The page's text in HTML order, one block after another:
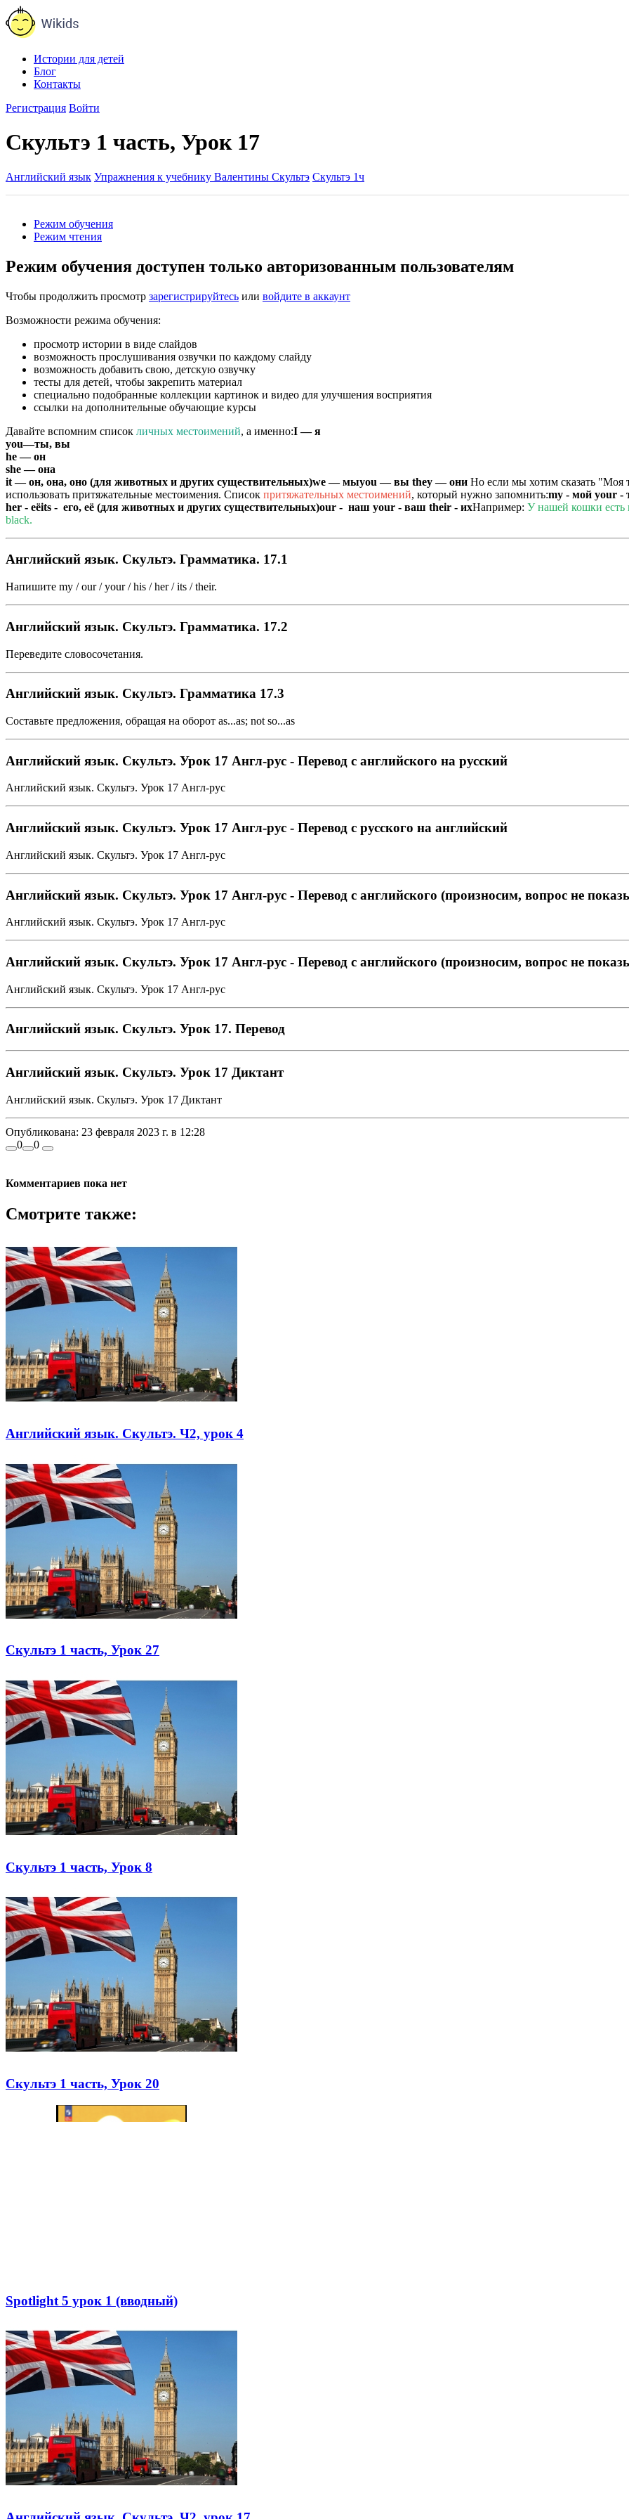
Истории для детей
Блог
Контакты
Регистрация Войти
Скультэ 1 часть, Урок 17
Английский язык Упражнения к учебнику Валентины Скультэ Скультэ 1ч
Режим обучения
Режим чтения
Режим обучения доступен только авторизованным пользователям
Чтобы продолжить просмотр зарегистрируйтесь или войдите в аккаунт
Возможности режима обучения:
просмотр истории в виде слайдов
возможность прослушивания озвучки по каждому слайду
возможность добавить свою, детскую озвучку
тесты для детей, чтобы закрепить материал
специально подобранные коллекции картинок и видео для улучшения восприятия
ссылки на дополнительные обучающие курсы
Давайте вспомним список личных местоимений, а именно:I — я
you—ты, вы
he — он
she — она
it — он, она, оно (для животных и других существительных)we — мыyou — вы they — они Но если мы хотим сказать "Моя
использовать притяжательные местоимения. Список притяжательных местоимений, который нужно запомнить:my - мой your -
her - еёits - его, её (для животных и других существительных)our - наш your - ваш their - ихНапример: У нашей кошки есть
black.
Английский язык. Скультэ. Грамматика. 17.1
Напишите my / our / your / his / her / its / their.
Английский язык. Скультэ. Грамматика. 17.2
Переведите словосочетания.
Английский язык. Скультэ. Грамматика 17.3
Составьте предложения, обращая на оборот as...as; not so...as
Английский язык. Скультэ. Урок 17 Англ-рус - Перевод с английского на русский
Английский язык. Скультэ. Урок 17 Англ-рус
Английский язык. Скультэ. Урок 17 Англ-рус - Перевод с русского на английский
Английский язык. Скультэ. Урок 17 Англ-рус
Английский язык. Скультэ. Урок 17 Англ-рус - Перевод с английского (произносим, вопрос не
Английский язык. Скультэ. Урок 17 Англ-рус
Английский язык. Скультэ. Урок 17 Англ-рус - Перевод с английского (произносим, вопрос не
Английский язык. Скультэ. Урок 17 Англ-рус
Английский язык. Скультэ. Урок 17. Перевод
Английский язык. Скультэ. Урок 17 Диктант
Английский язык. Скультэ. Урок 17 Диктант
Опубликована: 23 февраля 2023 г. в 12:28
0
0
Комментариев пока нет
Смотрите также:
Английский язык. Скультэ. Ч2, урок 4
Скультэ 1 часть, Урок 27
Скультэ 1 часть, Урок 8
Скультэ 1 часть, Урок 20
Spotlight 5 урок 1 (вводный)